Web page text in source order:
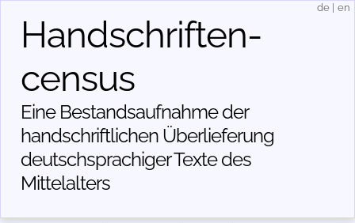
Handschriften­
census
Eine Bestandsaufnahme der
handschriftlichen Über­lieferung
deutschsprachiger Texte des
Mittelalters
de en